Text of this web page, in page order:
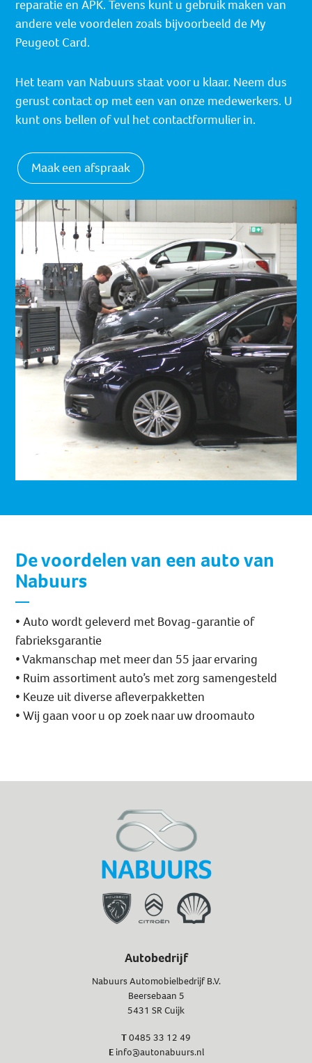
reparatie en APK. Tevens kunt u gebruik maken van
andere vele voordelen zoals bijvoorbeeld de My
Peugeot Card.
Het team van Nabuurs staat voor u klaar. Neem dus
gerust contact op met een van onze medewerkers. U
kunt ons bellen of vul het contactformulier in.
Maak een afspraak
De voordelen van een auto van
Nabuurs
• Auto wordt geleverd met Bovag-garantie of
fabrieksgarantie
• Vakmanschap met meer dan 55 jaar ervaring
• Ruim assortiment auto’s met zorg samengesteld
• Keuze uit diverse afleverpakketten
• Wij gaan voor u op zoek naar uw droomauto
Autobedrijf
Nabuurs Automobielbedrijf B.V.
Beersebaan 5
5431 SR Cuijk
T0485 33 12 49
E info@autonabuurs.nl